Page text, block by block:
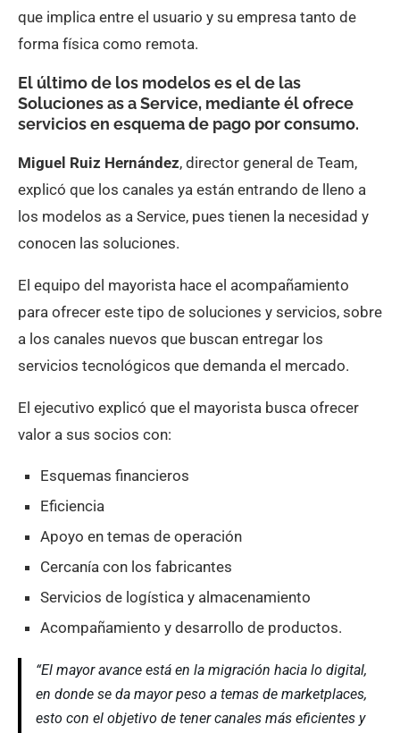
que implica entre el usuario y su empresa tanto de
forma física como remota.
El último de los modelos es el de las
Soluciones as a Service, mediante él ofrece
servicios en esquema de pago por consumo.
Miguel Ruiz Hernández, director general de Team,
explicó que los canales ya están entrando de lleno a
los modelos as a Service, pues tienen la necesidad y
conocen las soluciones.
El equipo del mayorista hace el acompañamiento
para ofrecer este tipo de soluciones y servicios, sobre
a los canales nuevos que buscan entregar los
servicios tecnológicos que demanda el mercado.
El ejecutivo explicó que el mayorista busca ofrecer
valor a sus socios con:
Esquemas financieros
Eficiencia
Apoyo en temas de operación
Cercanía con los fabricantes
Servicios de logística y almacenamiento
Acompañamiento y desarrollo de productos.
“El mayor avance está en la migración hacia lo digital,
en donde se da mayor peso a temas de marketplaces,
esto con el objetivo de tener canales más eficientes y